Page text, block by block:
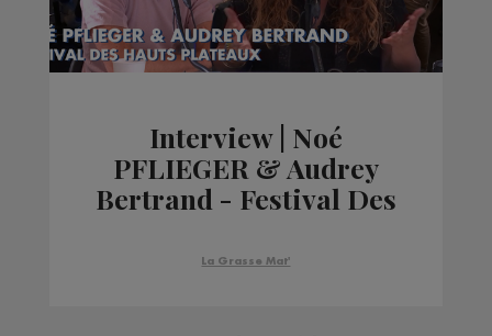
Interview | Noé
PFLIEGER & Audrey
Bertrand - Festival Des
La Grasse Mat'